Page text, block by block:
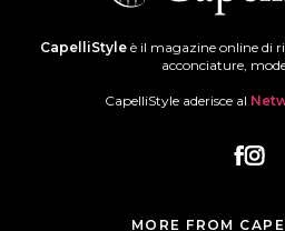
CapelliStyleè il magazine online di
acconciature,
CapelliStyle aderisce al
MORE FROM